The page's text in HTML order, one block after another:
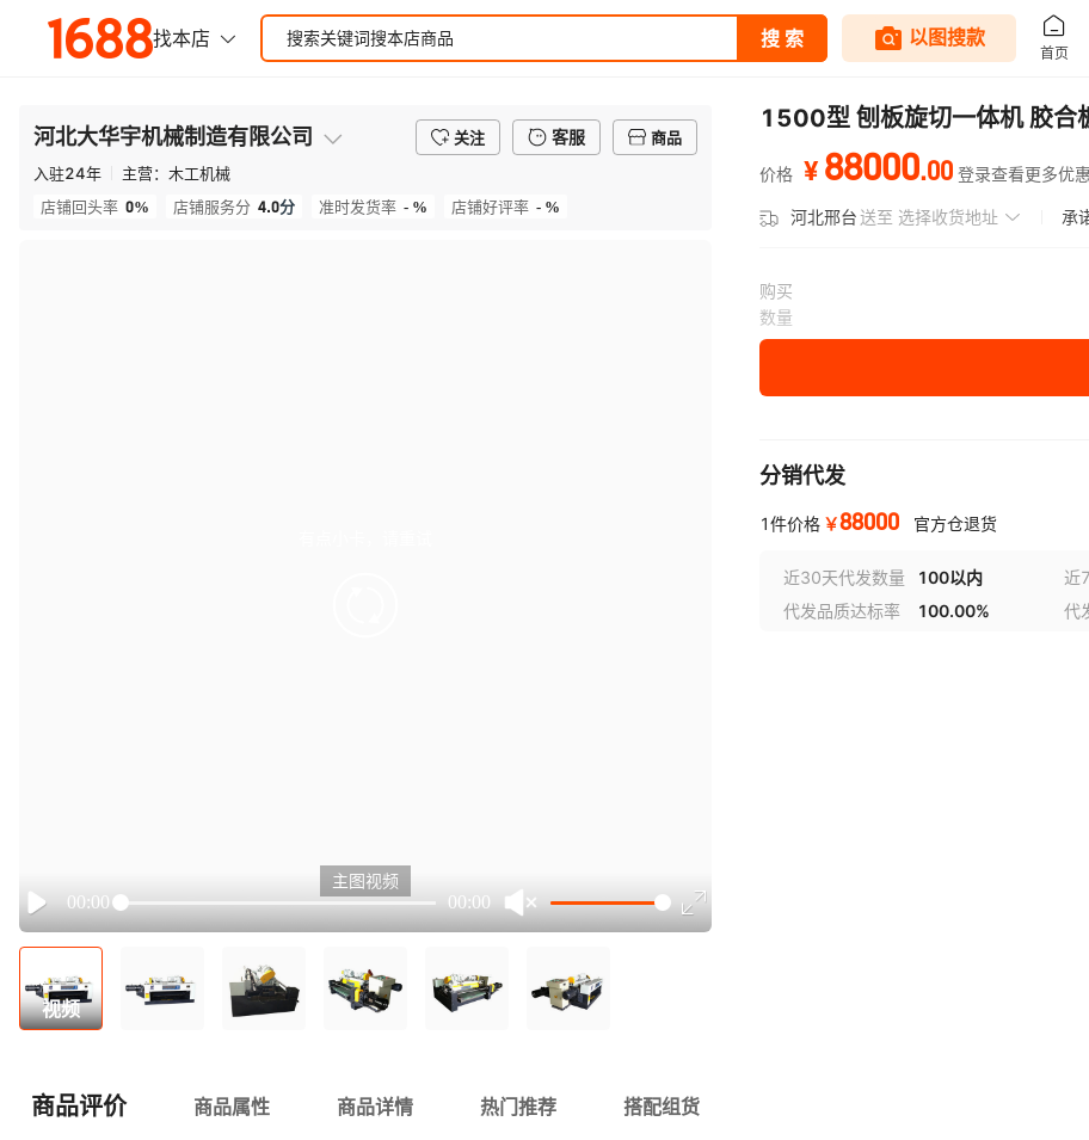
河北大华宇机械制造有限公司 关注 客服
商品
入驻24年 主营： 木工机械
店铺回头率 0% 店铺服务分 4.0分 准时发货率 - % 店铺好评率 - %
Play
00:00 00:00
主图视频
视频
1500型 刨板旋切一体机 胶合
价格 ¥ 88000.00 登录查看更多优惠
河北邢台送至 选择收货地址 承
购买
数量
分销代发
1件价格 ￥88000 官方仓退货
近30天代发数量 100以内 近
代发品质达标率
100.00% 代
商品评价 商品属性 商品详情 热门推荐 搭配组货